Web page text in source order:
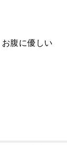
腹に優しい